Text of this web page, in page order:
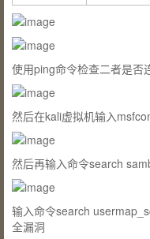
使用ping命令检查二者是否
然后在kali虚拟机输入
然后再输入命令search
输入命令search
全漏洞